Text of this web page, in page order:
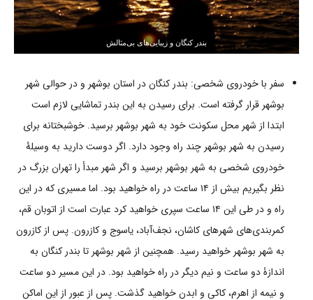
بندر کنگان و زیبایی‌های بی‌مثالش
سفر با خودروی شخصی: بندر کنگان در استان بوشهر و در حوالی شهر
بوشهر قرار گرفته است. برای رسیدن به این بندر تماشایی لازم است
ابتدا از شهر محل سکونت خود به شهر بوشهر برسید. خوشبختانه برای
رسیدن به شهر بوشهر چند راه وجود دارد. اگر دوست دارید به وسیلۀ
خودروی شخصی به شهر بوشهر برسید و اگر شهر مبدأ را تهران بزرگ در
نظر بگیریم بیش از ۱۴ ساعت در راه خواهید بود. اما مسیری که در این
راه و در طی این ۱۴ ساعت سپری خواهید کرد عبارت است از اتوبان قم،
کمربندی‌های شهرهای کاشان، نجف‌آباد، یاسوج و کازرون. پس از کازرون
به شهر بوشهر خواهید رسید. همچنین از شهر بوشهر تا بندر کنگان به
اندازۀ دو ساعت و نیم دیگر در راه خواهید بود. در این مسیر دو ساعت
و نیمه از اهرم، کاکی و ابدن خواهید گذشت. پس از عبور از این اماکن